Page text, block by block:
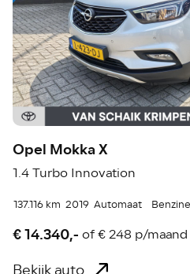
Opel Mokka X
1.4 Turbo Innovation
137.116 km 2019 Automaat Benzine
€ 14.340,- of€ 248 p/maand